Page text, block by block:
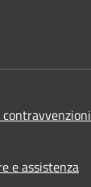
e assistenza